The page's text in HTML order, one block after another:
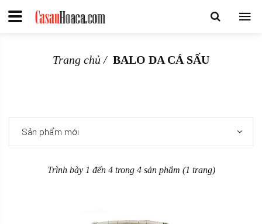
Trang chủ BALO DA CÁ SẤU
Sản phẩm mới
Trình bày 1 đến 4 trong 4 sản phẩm (1 trang)